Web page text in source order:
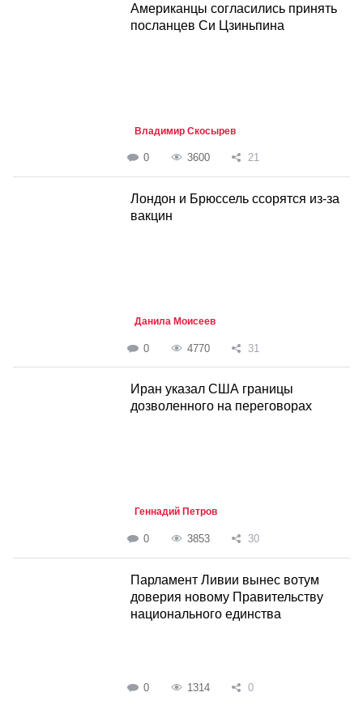
Американцы согласились принять
посланцев Си Цзиньпина
Владимир Скосырев
0 3600 21
Лондон и Брюссель ссорятся из-за
вакцин
Данила Моисеев
0 4770 31
Иран указал США границы
дозволенного на переговорах
Геннадий Петров
0 3853 30
Парламент Ливии вынес вотум
доверия новому Правительству
национального единства
0 1314 0